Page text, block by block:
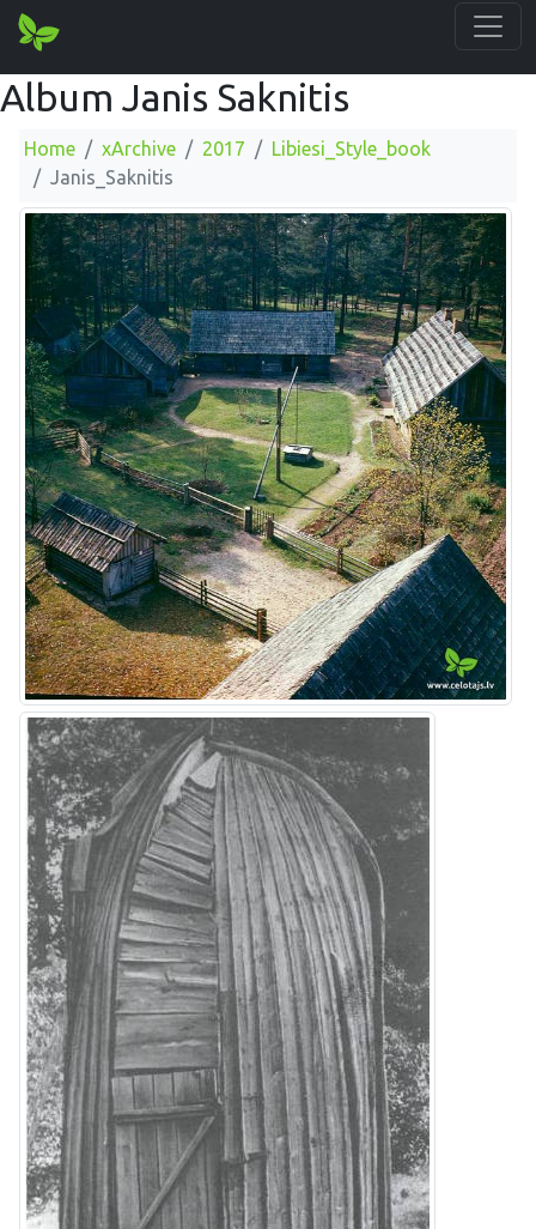
Album Janis Saknitis
Home xArchive 2017
Libiesi_Style_book
Janis_Saknitis